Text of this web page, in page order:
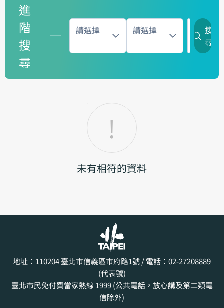
進
階
搜
尋
請選擇 請選擇
搜
尋
未有相符的資料
地址：110204臺北市信義區市府路1號/ 電話：02-27208889
(代表號)
臺北市民免付費當家熱線 1999 (公共電話，放心講及第二類電
信除外)